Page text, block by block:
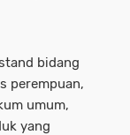
bidang
perempuan,
umum,
yang